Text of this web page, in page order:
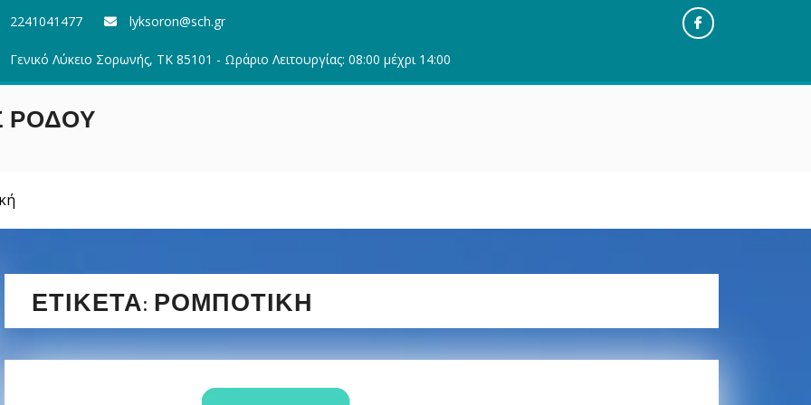
2241041477 lyksoron@sch.gr
Γενικό Λύκειο Σορωνής, ΤΚ 85101 - Ωράριο Λειτουργίας: 08:00 μέχρι 14:00
ΡΟΔΟΥ
ΕΤΙΚΈΤΑ: ΡΟΜΠΟΤΙΚΉ